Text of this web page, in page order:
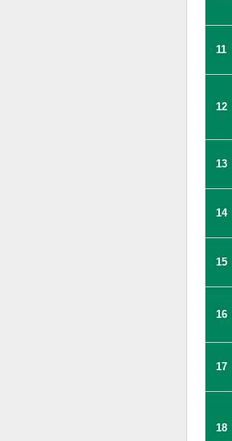
11
12
13
14
15
16
17
18